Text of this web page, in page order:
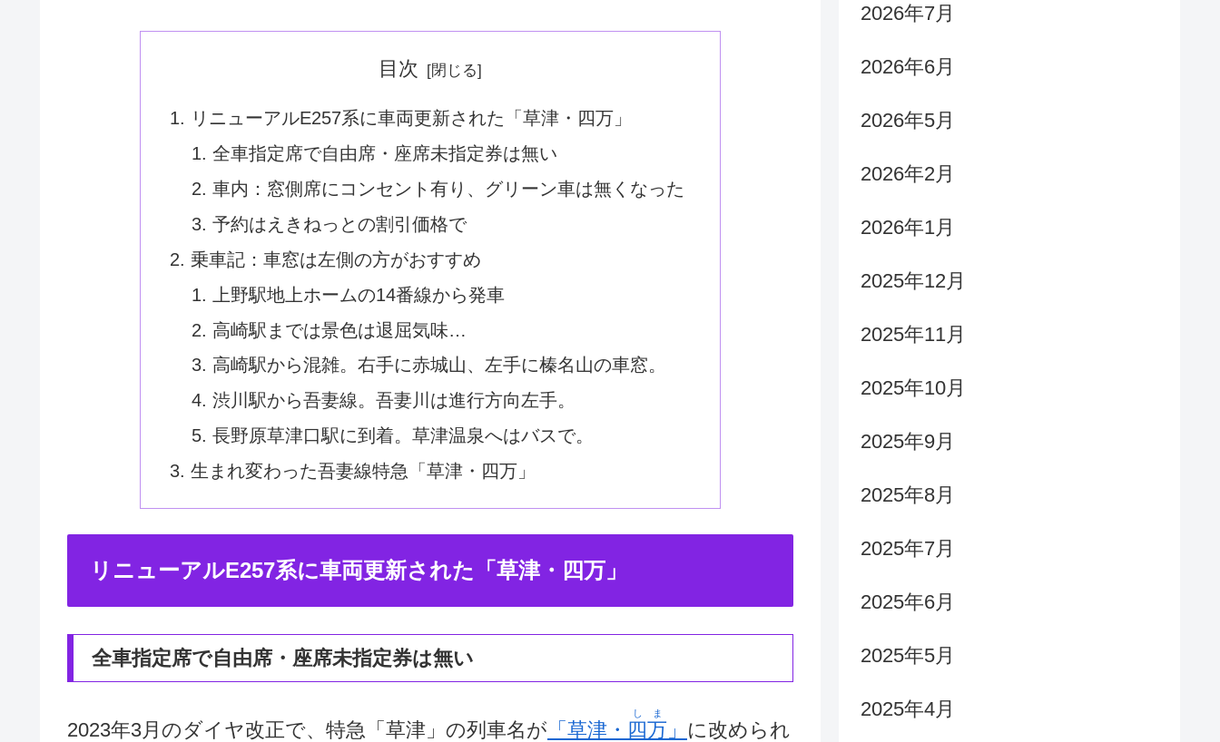
目次
リニューアルE257系に車両更新された「草津・四万」
全車指定席で自由席・座席未指定券は無い
車内：窓側席にコンセント有り、グリーン車は無くなった
予約はえきねっとの割引価格で
乗車記：車窓は左側の方がおすすめ
上野駅地上ホームの14番線から発車
高崎駅までは景色は退屈気味…
高崎駅から混雑。右手に赤城山、左手に榛名山の車窓。
渋川駅から吾妻線。吾妻川は進行方向左手。
長野原草津口駅に到着。草津温泉へはバスで。
生まれ変わった吾妻線特急「草津・四万」
リニューアルE257系に車両更新された「草津・四万」
全車指定席で自由席・座席未指定券は無い
2023年3月のダイヤ改正で、特急「草津」の列車名が 「草津・ 四万
しま
」 に改められ
2026年7月
2026年6月
2026年5月
2026年2月
2026年1月
2025年12月
2025年11月
2025年10月
2025年9月
2025年8月
2025年7月
2025年6月
2025年5月
2025年4月